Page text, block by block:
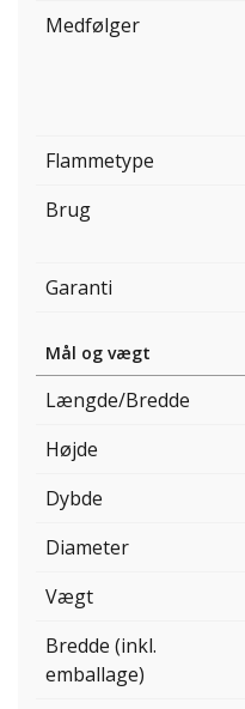
Medfølger
Flammetype
Brug
Garanti
Mål og vægt
Længde/Bredde
Højde
Dybde
Diameter
Vægt
Bredde (inkl.
emballage)